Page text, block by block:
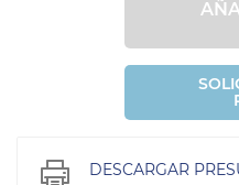
DESCARGAR